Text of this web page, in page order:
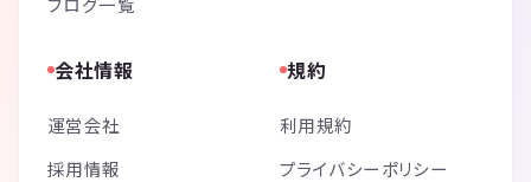
会社情報
運営会社
採用情報
規約
利用規約
プライバシーポリシー